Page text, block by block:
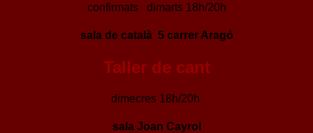
confirmats dimarts 18h/20h
sala de català 5 carrer Aragó
Taller de cant
dimecres 18h/20h
sala Joan Cayrol